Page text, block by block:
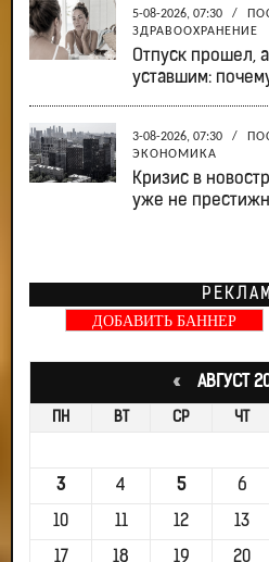
5-08-2026, 07:30 /
ЗДРАВООХРАНЕНИЕ
Отпуск прошел,
уставшим:
3-08-2026, 07:30 /
ЭКОНОМИКА
Кризис в
уже не
ДОБАВИТЬ БАННЕР
«АВГУСТ
ПН ВТ СР ЧТ
3 4 5 6
10 11 12 13
17 18 19 20